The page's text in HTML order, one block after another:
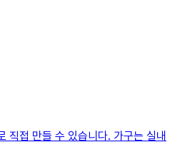
접 만들 수 있습니다. 가구는 실내